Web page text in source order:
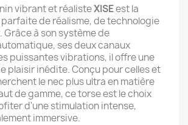
vibrant et réalisteXISEest la
de réalisme, de technologie
à son système de
ses deux canaux
puissantes vibrations, il offre une
plaisir inédite. Conçu pour celles et
le nec plus ultra en matière
de gamme, ce torse est le choix
d'une stimulation intense,
immersive.